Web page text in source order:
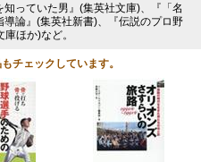
っていた男』(集英社文庫)、『「名
論』(集英社新書)、『伝説のプロ野
ほか)など。
チェックしています。